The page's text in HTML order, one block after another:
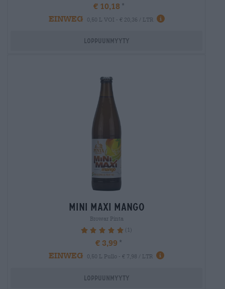
€ 10,18
EINWEG
0,50 L VOI - € 20,36 / LTR
Loppuunmyyty
mini maxi mango
Browar Pinta
100% (1)
€ 3,99
EINWEG
0,50 L Pullo - € 7,98 / LTR
Loppuunmyyty